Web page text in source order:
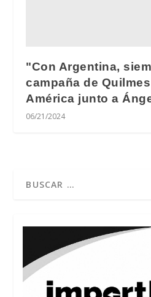
"Con Argentina,
campaña de
América junto a
06/21/2024